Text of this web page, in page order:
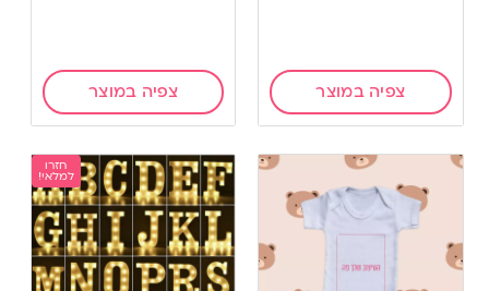
צפיה במוצר צפיה במוצר
חזרו
למלאי!